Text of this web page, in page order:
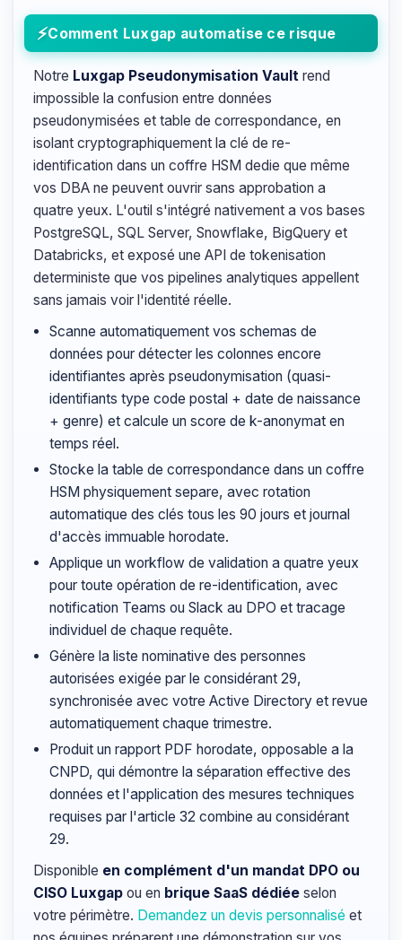
Comment Luxgap automatise ce risque
Notre Luxgap Pseudonymisation Vault rend
impossible la confusion entre données
pseudonymisées et table de correspondance, en
isolant cryptographiquement la clé de re-
identification dans un coffre HSM dedie que même
vos DBA ne peuvent ouvrir sans approbation a
quatre yeux. L'outil s'intégré nativement a vos bases
PostgreSQL, SQL Server, Snowflake, BigQuery et
Databricks, et exposé une API de tokenisation
deterministe que vos pipelines analytiques appellent
sans jamais voir l'identité réelle.
Scanne automatiquement vos schemas de
données pour détecter les colonnes encore
identifiantes après pseudonymisation (quasi-
identifiants type code postal + date de naissance
+ genre) et calcule un score de k-anonymat en
temps réel.
Stocke la table de correspondance dans un coffre
HSM physiquement separe, avec rotation
automatique des clés tous les 90 jours et journal
d'accès immuable horodate.
Applique un workflow de validation a quatre yeux
pour toute opération de re-identification, avec
notification Teams ou Slack au DPO et tracage
individuel de chaque requête.
Génère la liste nominative des personnes
autorisées exigée par le considérant 29,
synchronisée avec votre Active Directory et revue
automatiquement chaque trimestre.
Produit un rapport PDF horodate, opposable a la
CNPD, qui démontre la séparation effective des
données et l'application des mesures techniques
requises par l'article 32 combine au considérant
29.
Disponible en complément d'un mandat DPO ou
CISO Luxgap ou en brique SaaS dédiée selon
votre périmètre. Demandez un devis personnalisé et